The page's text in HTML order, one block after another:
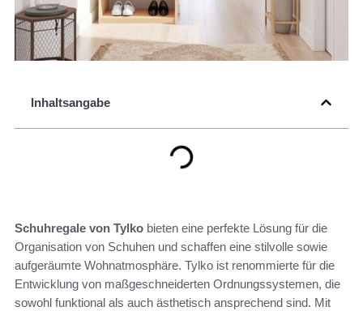
Inhaltsangabe
Schuhregale von Tylko bieten eine perfekte Lösung für die
Organisation von Schuhen und schaffen eine stilvolle sowie
aufgeräumte Wohnatmosphäre. Tylko ist renommierte für die
Entwicklung von maßgeschneiderten Ordnungssystemen, die
sowohl funktional als auch ästhetisch ansprechend sind. Mit